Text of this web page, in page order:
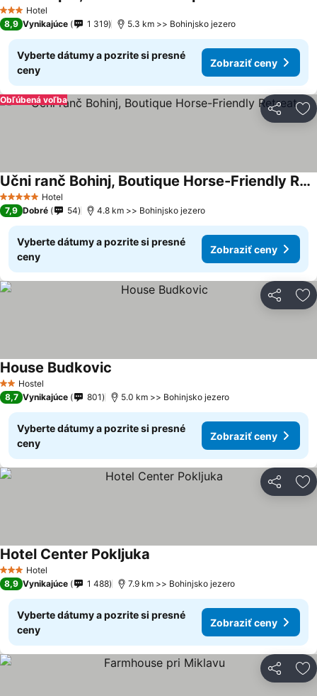
3 Počet hviezdičiek
Hotel
8,9 Vynikajúce 1 319 5.3 km >> Bohinjsko jezero
Vyberte dátumy a pozrite si presné
ceny
Zobraziť ceny
Zdieľať
Obľúbená voľba
5 Počet hviezdičiek
Hotel
Učni ranč Bohinj, Boutique Horse-Friendly Retreat
Zobraziť ceny
7,9 Dobré 54 4.8 km >> Bohinjsko jezero
Vyberte dátumy a pozrite si presné
ceny
Zobraziť ceny
Zdieľať
2 Počet hviezdičiek
Hostel
House Budkovic
8,7 Vynikajúce 801 5.0 km >> Bohinjsko jezero
Vyberte dátumy a pozrite si presné
ceny
Zobraziť ceny
Zdieľať
3 Počet hviezdičiek
Hotel
Hotel Center Pokljuka
8,9 Vynikajúce 1 488 7.9 km >> Bohinjsko jezero
Vyberte dátumy a pozrite si presné
ceny
Zobraziť ceny
Zdieľať